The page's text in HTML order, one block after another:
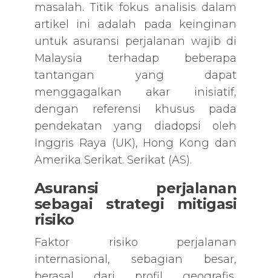
masalah. Titik fokus analisis dalam
artikel ini adalah pada keinginan
untuk asuransi perjalanan wajib di
Malaysia terhadap beberapa
tantangan yang dapat
menggagalkan akar inisiatif,
dengan referensi khusus pada
pendekatan yang diadopsi oleh
Inggris Raya (UK), Hong Kong dan
Amerika Serikat. Serikat (AS).
Asuransi perjalanan
sebagai strategi mitigasi
risiko
Faktor risiko perjalanan
internasional, sebagian besar,